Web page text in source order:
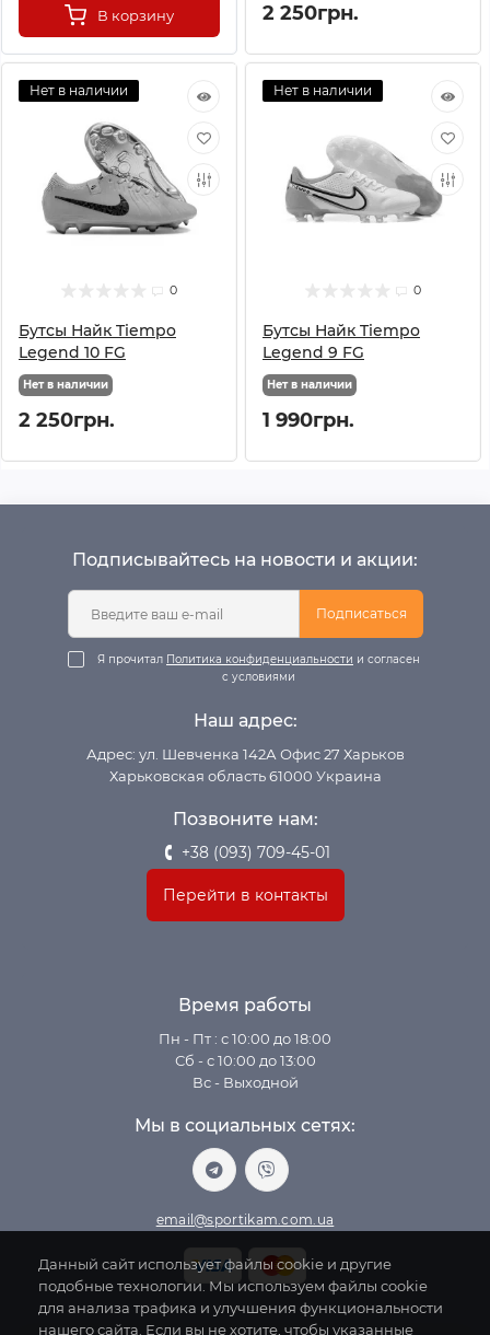
В корзину 2 250грн.
Нет в наличии
0
Бутсы Найк Tiempo
Legend 10 FG
Нет в наличии
2 250грн.
Нет в наличии
0
Бутсы Найк Tiempo
Legend 9 FG
Нет в наличии
1 990грн.
Подписывайтесь на новости и акции:
Подписаться
Я прочитал Политика конфиденциальности и согласен
с условиями
Наш адрес:
Адрес: ул. Шевченка 142А Офис 27 Харьков
Харьковская область 61000 Украина
Позвоните нам:
+38 (093) 709-45-01
Перейти в контакты
Время работы
Пн - Пт : с 10:00 до 18:00
Сб - с 10:00 до 13:00
Вс - Выходной
Мы в социальных сетях:
email@sportikam.com.ua
Данный сайт использует файлы cookie и другие
подобные технологии. Мы используем файлы cookie
для анализа трафика и улучшения функциональности
нашего сайта. Если вы не хотите, чтобы указанные